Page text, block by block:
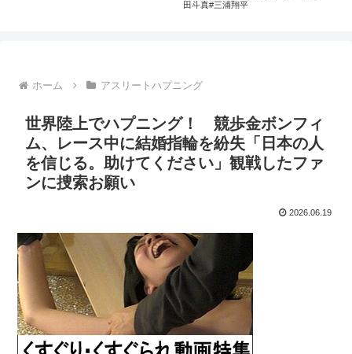
田斗真#三浦翔平
ホーム アスリートハプニング
世界陸上でハプニング！ 競歩金ボンフィ
ム、レース中に結婚指輪を紛失「日本の人
を信じる。助けてください」観戦したファ
ンに捜索お願い
2026.06.19